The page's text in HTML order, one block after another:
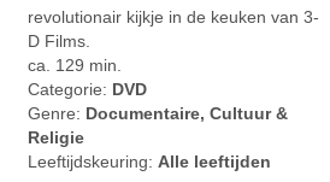
revolutionair kijkje in de keuken van 3-
D Films.
ca. 129 min.
Categorie: DVD
Genre: Documentaire, Cultuur &
Religie
Leeftijdskeuring: Alle leeftijden